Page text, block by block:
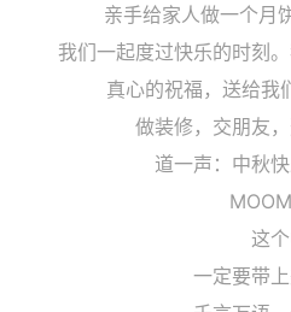
亲手给家人做一个月
我们一起度过快乐的时刻。
真心的祝福，送给我
做装修，交朋友，
道一声：中秋快
MOOM
这个
一定要带上